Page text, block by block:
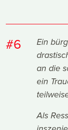
#6
Ein
an die
ein
Als